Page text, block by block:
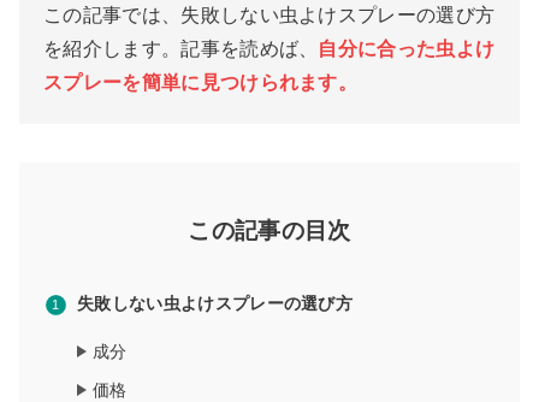
この記事では、失敗しない虫よけスプレーの選び方
を紹介します。記事を読めば、 自分に合った虫よけ
スプレーを簡単に見つけられます。
この記事の目次
失敗しない虫よけスプレーの選び方
成分
価格